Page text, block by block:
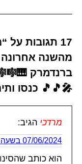
מהשנה אחרונה
ברנדמרק
🎤🎵🎵 כנסו
מרדכי הגיב:
07/06/2024 בשעה 14:23:25
הוא כותב